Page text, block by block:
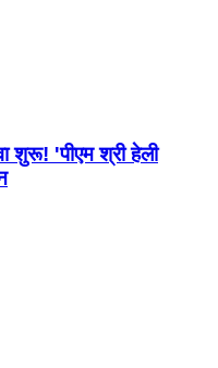
शुरू! 'पीएम श्री हेली